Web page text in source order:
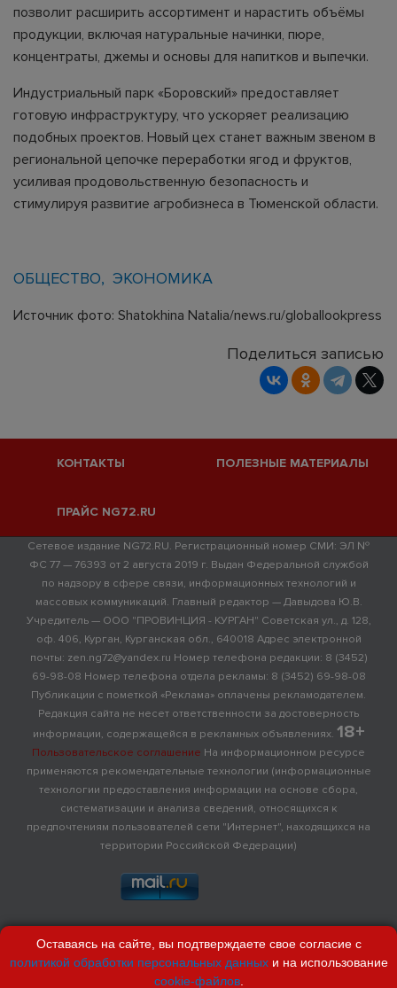
позволит расширить ассортимент и нарастить объёмы
продукции, включая натуральные начинки, пюре,
концентраты, джемы и основы для напитков и выпечки.
Индустриальный парк «Боровский» предоставляет
готовую инфраструктуру, что ускоряет реализацию
подобных проектов. Новый цех станет важным звеном в
региональной цепочке переработки ягод и фруктов,
усиливая продовольственную безопасность и
стимулируя развитие агробизнеса в Тюменской области.
ОБЩЕСТВО ЭКОНОМИКА
Источник фото: Shatokhina Natalia/news.ru/globallookpress
Поделиться записью
КОНТАКТЫ ПОЛЕЗНЫЕ МАТЕРИАЛЫ
ПРАЙС NG72.RU
Сетевое издание NG72.RU. Регистрационный номер СМИ: ЭЛ №
ФС 77 — 76393 от 2 августа 2019 г. Выдан Федеральной службой
по надзору в сфере связи, информационных технологий и
массовых коммуникаций. Главный редактор — Давыдова Ю.В.
Учредитель — ООО "ПРОВИНЦИЯ - КУРГАН" Советская ул., д. 128,
оф. 406, Курган, Курганская обл., 640018 Адрес электронной
почты: zen.ng72@yandex.ru Номер телефона редакции: 8 (3452)
69-98-08 Номер телефона отдела рекламы: 8 (3452) 69-98-08
Публикации с пометкой «Реклама» оплачены рекламодателем.
Редакция сайта не несет ответственности за достоверность
информации, содержащейся в рекламных объявлениях. 18+
Пользовательское соглашение На информационном ресурсе
применяются рекомендательные технологии (информационные
технологии предоставления информации на основе сбора,
систематизации и анализа сведений, относящихся к
предпочтениям пользователей сети "Интернет", находящихся на
территории Российской Федерации)
Оставаясь на сайте, вы подтверждаете свое согласие с
политикой обработки персональных данныхи на использование
cookie-файлов.